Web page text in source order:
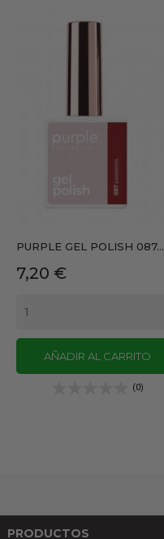
PURPLE GEL POLISH 087...
Precio
7,20 €
AÑADIR AL CARRITO
(0)
PRODUCTOS